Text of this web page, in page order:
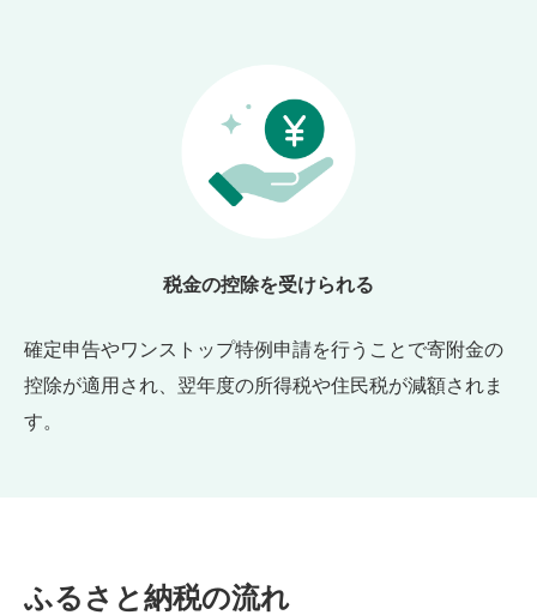
税金の控除を受けられる
確定申告やワンストップ特例申請を行うことで寄附金の
控除が適用され、翌年度の所得税や住民税が減額されま
す。
ふるさと納税の流れ